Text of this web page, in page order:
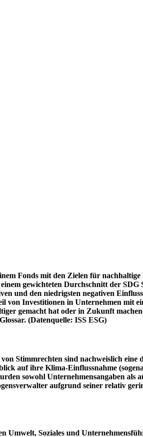
Fonds mit den Zielen für
gewichteten Durchschnitt der
und den niedrigsten negativen
von Investitionen in Unternehmen mit
gemacht hat oder in Zukunft
(Datenquelle: ISS ESG)
Stimmrechten sind nachweislich
auf ihre Klima-Einflussnahme
sowohl Unternehmensangaben als
aufgrund seiner relativ
Umwelt, Soziales und